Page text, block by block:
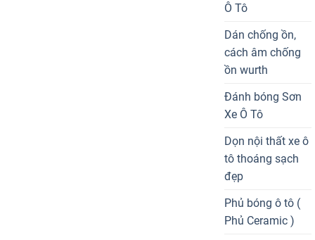
Ô Tô
Dán chống ồn,
cách âm chống
ồn wurth
Đánh bóng Sơn
Xe Ô Tô
Dọn nội thất xe ô
tô thoáng sạch
đẹp
Phủ bóng ô tô (
Phủ Ceramic )